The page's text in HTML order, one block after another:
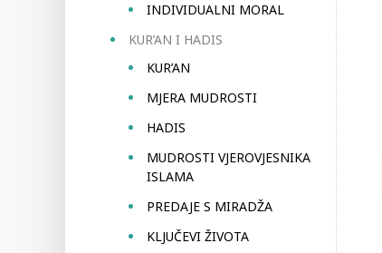
INDIVIDUALNI MORAL
KUR’AN I HADIS
KUR’AN
MJERA MUDROSTI
HADIS
MUDROSTI VJEROVJESNIKA
ISLAMA
PREDAJE S MIRADŽA
KLJUČEVI ŽIVOTA